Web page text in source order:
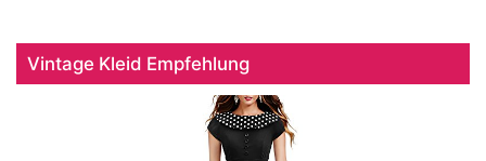
Vintage Kleid Empfehlung